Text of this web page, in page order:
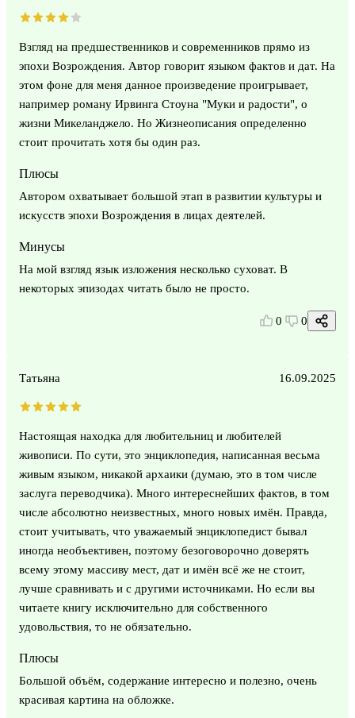
Взгляд на предшественников и современников прямо из
эпохи Возрождения. Автор говорит языком фактов и дат. На
этом фоне для меня данное произведение проигрывает,
например роману Ирвинга Стоуна "Муки и радости", о
жизни Микеланджело. Но Жизнеописания определенно
стоит прочитать хотя бы один раз.
Плюсы
Автором охватывает большой этап в развитии культуры и
искусств эпохи Возрождения в лицах деятелей.
Минусы
На мой взгляд язык изложения несколько суховат. В
некоторых эпизодах читать было не просто.
0 0
Татьяна 16.09.2025
Настоящая находка для любительниц и любителей
живописи. По сути, это энциклопедия, написанная весьма
живым языком, никакой архаики (думаю, это в том числе
заслуга переводчика). Много интереснейших фактов, в том
числе абсолютно неизвестных, много новых имён. Правда,
стоит учитывать, что уважаемый энциклопедист бывал
иногда необъективен, поэтому безоговорочно доверять
всему этому массиву мест, дат и имён всё же не стоит,
лучше сравнивать и с другими источниками. Но если вы
читаете книгу исключительно для собственного
удовольствия, то не обязательно.
Плюсы
Большой объём, содержание интересно и полезно, очень
красивая картина на обложке.